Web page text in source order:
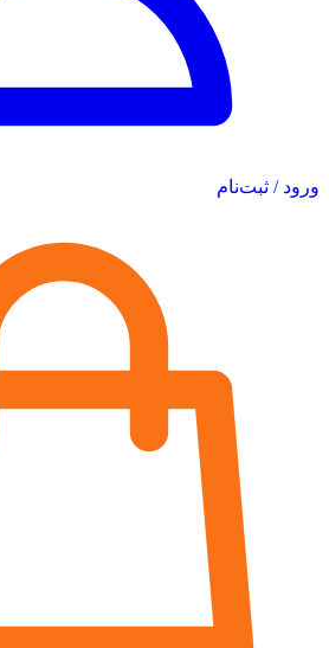
ورود / ثبت‌نام